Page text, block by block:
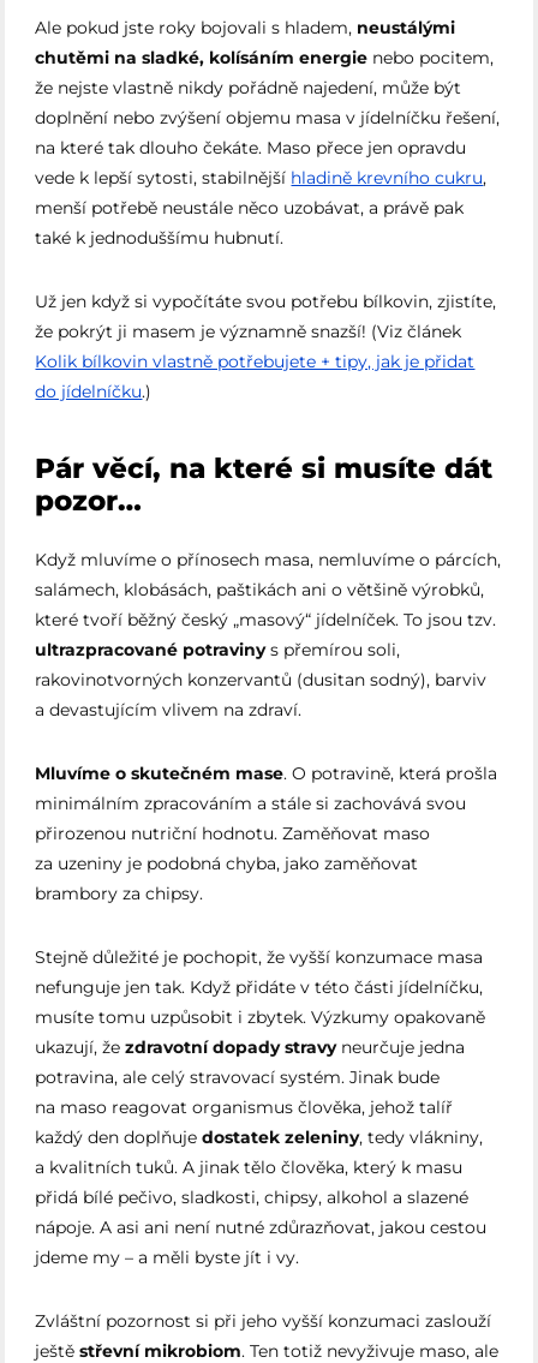
Ale pokud jste roky bojovali s hladem, neustálými
chutěmi na sladké, kolísáním energie nebo pocitem,
že nejste vlastně nikdy pořádně najedení, může být
doplnění nebo zvýšení objemu masa v jídelníčku řešení,
na které tak dlouho čekáte. Maso přece jen opravdu
vede k lepší sytosti, stabilnější hladině krevního cukru,
menší potřebě neustále něco uzobávat, a právě pak
také k jednoduššímu hubnutí.
Už jen když si vypočítáte svou potřebu bílkovin, zjistíte,
že pokrýt ji masem je významně snazší! (Viz článek
Kolik bílkovin vlastně potřebujete + tipy, jak je přidat
do jídelníčku.)
Pár věcí, na které si musíte dát
pozor…
Když mluvíme o přínosech masa, nemluvíme o párcích,
salámech, klobásách, paštikách ani o většině výrobků,
které tvoří běžný český „masový“ jídelníček. To jsou tzv.
ultrazpracované potravinys přemírou soli,
rakovinotvorných konzervantů (dusitan sodný), barviv
a devastujícím vlivem na zdraví.
Mluvíme o skutečném mase. O potravině, která prošla
minimálním zpracováním a stále si zachovává svou
přirozenou nutriční hodnotu. Zaměňovat maso
za uzeniny je podobná chyba, jako zaměňovat
brambory za chipsy.
Stejně důležité je pochopit, že vyšší konzumace masa
nefunguje jen tak. Když přidáte v této části jídelníčku,
musíte tomu uzpůsobit i zbytek. Výzkumy opakovaně
ukazují, žezdravotní dopady stravyneurčuje jedna
potravina, ale celý stravovací systém. Jinak bude
na maso reagovat organismus člověka, jehož talíř
každý den doplňujedostatek zeleniny, tedy vlákniny,
a kvalitních tuků. A jinak tělo člověka, který k masu
přidá bílé pečivo, sladkosti, chipsy, alkohol a slazené
nápoje. A asi ani není nutné zdůrazňovat, jakou cestou
jdeme my – a měli byste jít i vy.
Zvláštní pozornost si při jeho vyšší konzumaci zaslouží
ještěstřevní mikrobiom. Ten totiž nevyživuje maso, ale